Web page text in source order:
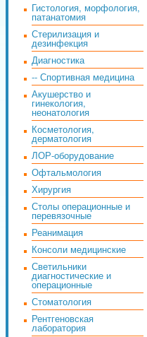
Гистология, морфология,
патанатомия
Стерилизация и
дезинфекция
Диагностика
-- Спортивная медицина
Акушерство и
гинекология,
неонатология
Косметология,
дерматология
ЛОР-оборудование
Офтальмология
Хирургия
Столы операционные и
перевязочные
Реанимация
Консоли медицинские
Светильники
диагностические и
операционные
Стоматология
Рентгеновская
лаборатория